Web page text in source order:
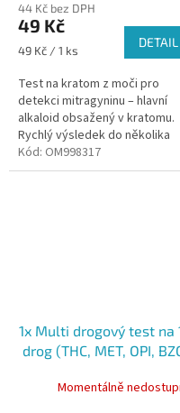
44 Kč bez DPH
49 Kč
Měrná
49 Kč / 1 ks
DETAIL
Test na kratom z moči pro
detekci mitragyninu – hlavní
alkaloid obsažený v kratomu.
Rychlý výsledek do několika
minut, citlivost 250 ng/ml. Pro
profesionální screening....
Kód: OM998317
1x Multi drogový test na
drog (THC, MET, OPI,
OXY, BAR, TML) ze slin
Momentálně